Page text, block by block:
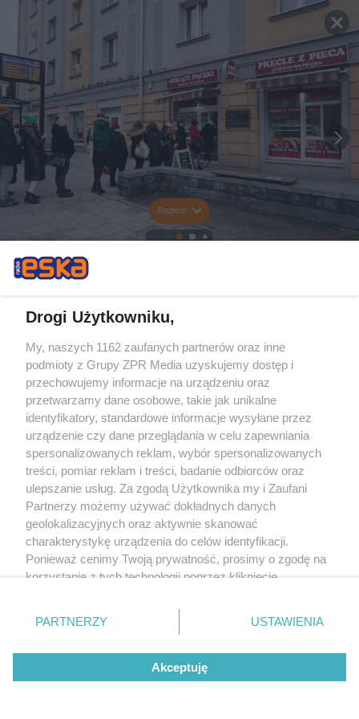
Rozwiń
Drogi Użytkowniku,
My, naszych 1162 zaufanych partnerów oraz inne
podmioty z Grupy ZPR Media uzyskujemy dostęp i
przechowujemy informacje na urządzeniu oraz
przetwarzamy dane osobowe, takie jak unikalne
identyfikatory, standardowe informacje wysyłane przez
urządzenie czy dane przeglądania w celu zapewniania
spersonalizowanych reklam, wybór spersonalizowanych
treści, pomiar reklam i treści, badanie odbiorców oraz
ulepszanie usług. Za zgodą Użytkownika my i Zaufani
Partnerzy możemy używać dokładnych danych
geolokalizacyjnych oraz aktywnie skanować
charakterystykę urządzenia do celów identyfikacji.
Ponieważ cenimy Twoją prywatność, prosimy o zgodę na
korzystanie z tych technologii poprzez kliknięcie
zmienić/wycofać klikając przycisk ustawień prywatności
znajdujący się w lewym dolnym rogu strony
rodzaje przetwarzania danych nie wymagają zgody
użytkownika, ale masz prawo sprzeciwić się takiemu
przetwarzaniu. Preferencje będą miały zastosowanie tylko
PARTNERZY USTAWIENIA
Akceptuję